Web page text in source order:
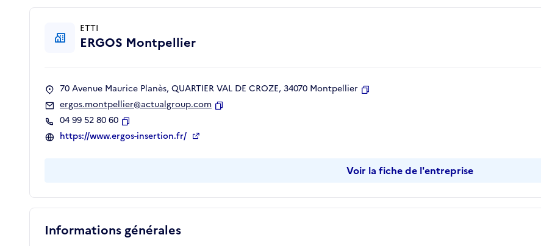
Informations générales
ETTI
ERGOS Montpellier
70 Avenue Maurice Planès, QUARTIER VAL DE CROZE, 34070 Montpellier
ergos.montpellier@actualgroup.com
04 99 52 80 60
Copier
https://www.ergos-insertion.fr/
Voir la fiche de l'entreprise